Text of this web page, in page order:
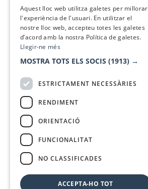
Aquest lloc web utilitza galetes per millorar
l'experiència de l'usuari. En utilitzar el
nostre lloc web, accepteu totes les galetes
d’acord amb la nostra Política de galetes.
Llegir-ne més
MOSTRA TOTS ELS SOCIS (1913) →
ESTRICTAMENT NECESSÀRIES
RENDIMENT
ORIENTACIÓ
FUNCIONALITAT
NO CLASSIFICADES
ACCEPTA-HO TOT